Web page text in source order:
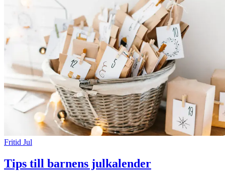
Fritid Jul
Tips till barnens julkalender